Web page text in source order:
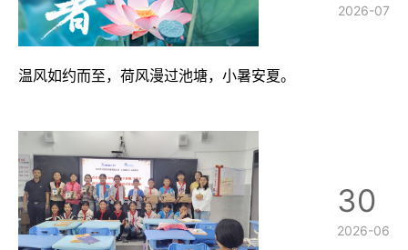
温风如约而至，荷风漫过池塘，小暑安夏。
2026-07
30
2026-06